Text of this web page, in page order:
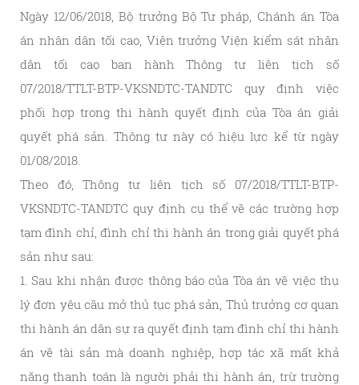
Ngày 12/06/2018, Bộ trưởng Bộ Tư pháp, Chánh án Tòa
án nhân dân tối cao, Viện trưởng Viện kiểm sát nhân
dân tối cao ban hành Thông tư liên tịch số
07/2018/TTLT-BTP-VKSNDTC-TANDTC quy định việc
phối hợp trong thi hành quyết định của Tòa án giải
quyết phá sản. Thông tư này có hiệu lực kể từ ngày
01/08/2018.
Theo đó, Thông tư liên tịch số 07/2018/TTLT-BTP-
VKSNDTC-TANDTC quy định cụ thể về các trường hợp
tạm đình chỉ, đình chỉ thi hành án trong giải quyết phá
sản như sau:
1. Sau khi nhận được thông báo của Tòa án về việc thụ
lý đơn yêu cầu mở thủ tục phá sản, Thủ trưởng cơ quan
thi hành án dân sự ra quyết định tạm đình chỉ thi hành
án về tài sản mà doanh nghiệp, hợp tác xã mất khả
năng thanh toán là người phải thi hành án, trừ trường